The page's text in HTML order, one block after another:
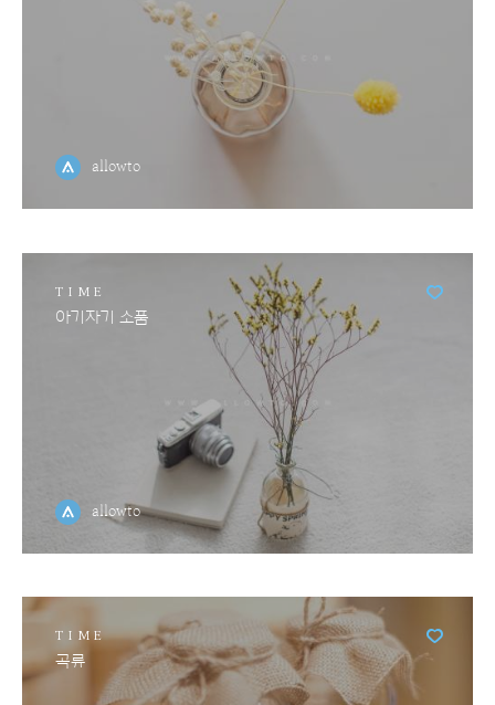
allowto
TIME
아기자기 소품
allowto
TIME
곡류